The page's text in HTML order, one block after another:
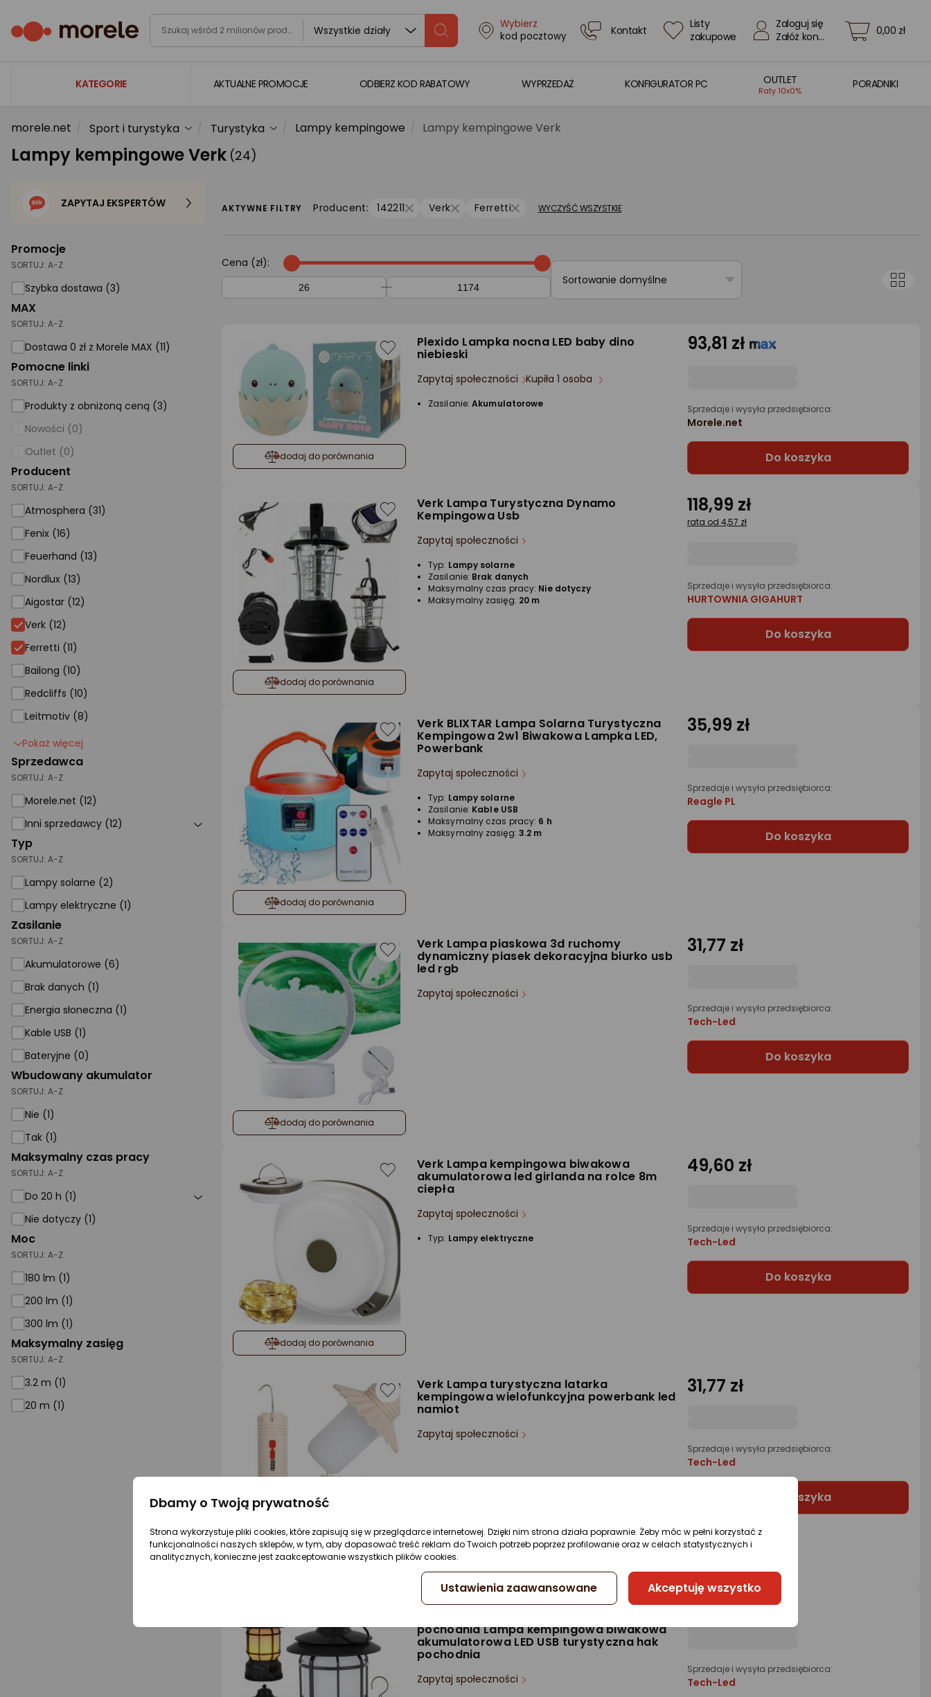
Wszystkie działy
Wybierz
kod pocztowy
Kontakt
Listy
zakupowe
Zaloguj się
Załóż konto
0,00 zł
KATEGORIE
Laptopy
Komputery
Gaming
Telewizory i audio
Foto i kamery
AGD duże
Dom i ogród
Biuro i firma
Sport i turystyka
Zabawki i dziecko
Supermarket
Strefa marek
AKTUALNE PROMOCJE ODBIERZ KOD RABATOWY WYPRZEDAŻ KONFIGURATOR PC OUTLET
Raty 10x0%
PORADNIKI
morele.net Sport i turystyka Turystyka Lampy kempingowe Lampy kempingowe Verk
Lampy kempingowe Verk (24)
Promocje
SORTUJ: A-Z
Szybka dostawa (3)
MAX
SORTUJ: A-Z
Dostawa 0 zł z Morele MAX (11)
Pomocne linki
SORTUJ: A-Z
Produkty z obniżoną ceną (3)
Nowości (0)
Outlet (0)
Producent
SORTUJ: A-Z
Atmosphera (31)
Fenix (16)
Feuerhand (13)
Nordlux (13)
Aigostar (12)
Verk (12)
Ferretti (11)
Bailong (10)
Redcliffs (10)
Leitmotiv (8)
Pokaż więcej
Sprzedawca
SORTUJ: A-Z
Morele.net (12)
Inni sprzedawcy (12)
Typ
SORTUJ: A-Z
Lampy solarne (2)
Lampy elektryczne (1)
Zasilanie
SORTUJ: A-Z
Akumulatorowe (6)
Brak danych (1)
Energia słoneczna (1)
Kable USB (1)
Bateryjne (0)
Wbudowany akumulator
SORTUJ: A-Z
Nie (1)
Tak (1)
Maksymalny czas pracy
SORTUJ: A-Z
Do 20 h (1)
Nie dotyczy (1)
Moc
SORTUJ: A-Z
180 lm (1)
200 lm (1)
300 lm (1)
Maksymalny zasięg
SORTUJ: A-Z
3.2 m (1)
20 m (1)
ZAPYTAJ EKSPERTÓW AKTYWNE FILTRY Producent: 142211 Verk Ferretti WYCZYŚĆ WSZYSTKIE
Cena (zł):
Sortowanie domyślne
dodaj do porównania
Plexido Lampka nocna LED baby dino
niebieski
Zapytaj społeczności Kupiła 1 osoba
Zasilanie:Akumulatorowe
93,81 zł
Sprzedaje i wysyła przedsiębiorca:
Morele.net
Do koszyka
dodaj do porównania
Verk Lampa Turystyczna Dynamo
Kempingowa Usb
Zapytaj społeczności
Typ: Lampy solarne
Zasilanie: Brak danych
Maksymalny czas pracy: Nie dotyczy
Maksymalny zasięg: 20 m
118,99 zł
rata od 4,57 zł
Sprzedaje i wysyła przedsiębiorca:
HURTOWNIA GIGAHURT
Do koszyka
dodaj do porównania
Verk BLIXTAR Lampa Solarna Turystyczna
Kempingowa 2w1 Biwakowa Lampka LED,
Powerbank
Zapytaj społeczności
Typ: Lampy solarne
Zasilanie: Kable USB
Maksymalny czas pracy: 6 h
Maksymalny zasięg: 3.2 m
35,99 zł
Sprzedaje i wysyła przedsiębiorca:
Reagle PL
Do koszyka
dodaj do porównania
Verk Lampa piaskowa 3d ruchomy
dynamiczny piasek dekoracyjna biurko usb
led rgb
Zapytaj społeczności
31,77 zł
Sprzedaje i wysyła przedsiębiorca:
Tech-Led
Do koszyka
dodaj do porównania
Verk Lampa kempingowa biwakowa
akumulatorowa led girlanda na rolce 8m
ciepła
Zapytaj społeczności
Typ: Lampy elektryczne
49,60 zł
Sprzedaje i wysyła przedsiębiorca:
Tech-Led
Do koszyka
dodaj do porównania
Verk Lampa turystyczna latarka
kempingowa wielofunkcyjna powerbank led
namiot
Zapytaj społeczności
31,77 zł
Sprzedaje i wysyła przedsiębiorca:
Tech-Led
Do koszyka
Verk Lampa kempingowa biwakowa
pochodnia Lampa kempingowa biwakowa
akumulatorowa LED USB turystyczna hak
pochodnia
Zapytaj społeczności
35,64 zł
Sprzedaje i wysyła przedsiębiorca:
Tech-Led
Dbamy o Twoją prywatność
Strona wykorzystuje pliki cookies, które zapisują się w przeglądarce internetowej. Dzięki nim strona działa poprawnie. Żeby móc w pełni korzystać z
funkcjonalności naszych sklepów, w tym, aby dopasować treść reklam do Twoich potrzeb poprzez profilowanie oraz w celach statystycznych i
analitycznych, konieczne jest zaakceptowanie wszystkich plików cookies.
Ustawienia zaawansowane Akceptuję wszystko